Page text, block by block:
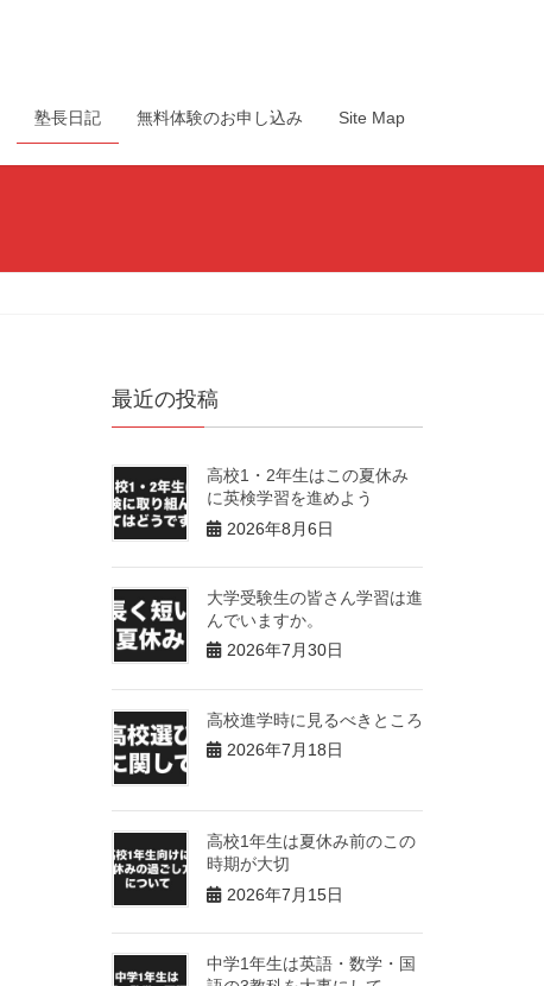
塾長日記 無料体験のお申し込み Site Map
最近の投稿
高校1・2年生はこの夏休み
に英検学習を進めよう
2026年8月6日
大学受験生の皆さん学習は進
んでいますか。
2026年7月30日
高校進学時に見るべきところ
2026年7月18日
高校1年生は夏休み前のこの
時期が大切
2026年7月15日
中学1年生は英語・数学・国